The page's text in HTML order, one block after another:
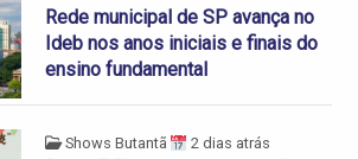
Rede municipal de SP avança no
Ideb nos anos iniciais e finais do
ensino fundamental
Shows Butantã 2 dias atrás